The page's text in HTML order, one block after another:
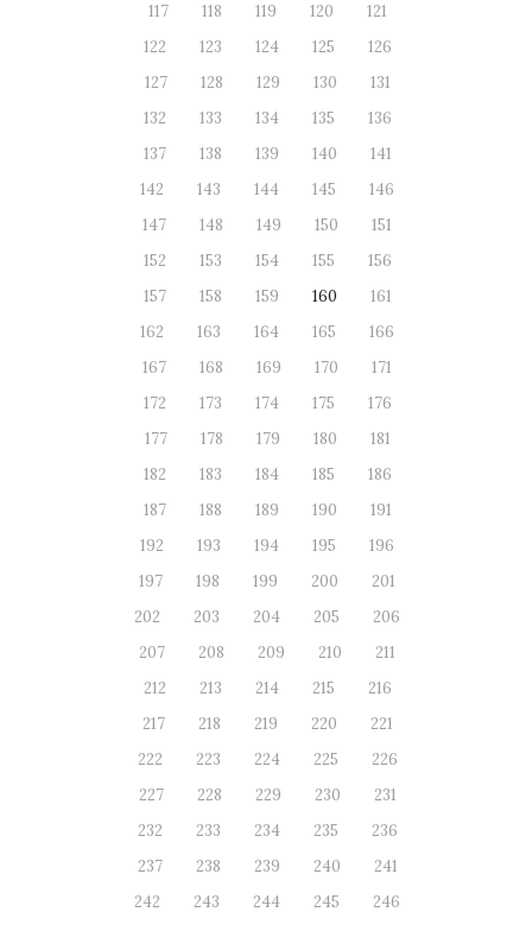
117
118 119 120
121
122
123 124 125
126
127
128 129 130
131
132
133 134 135
136
137
138 139 140
141
142
143 144 145
146
147
148 149 150
151
152
153 154 155
156
157
158 159 160
161
162
163 164 165
166
167
168 169 170
171
172
173 174 175
176
177
178 179 180
181
182
183 184 185
186
187
188 189 190
191
192
193 194 195
196
197
198 199 200
201
202
203 204 205
206
207
208 209 210
211
212
213 214 215
216
217
218 219 220
221
222
223 224 225
226
227
228 229 230
231
232
233 234 235
236
237
238 239 240
241
242
243 244 245
246